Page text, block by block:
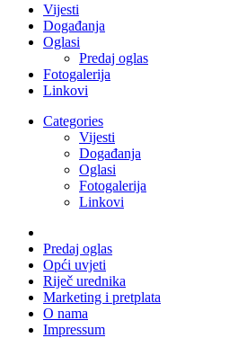
Vijesti
Događanja
Oglasi
Predaj oglas
Fotogalerija
Linkovi
Categories
Vijesti
Događanja
Oglasi
Fotogalerija
Linkovi
Predaj oglas
Opći uvjeti
Riječ urednika
Marketing i pretplata
O nama
Impressum